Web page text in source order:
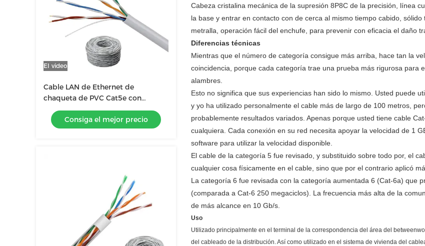
El video
Cable LAN de Ethernet de
chaqueta de PVC Cat5e con
material de conductor CCA de
cobre Consiga el mejor precio
Cabeza cristalina mecánica de la supresión 8P8C de la precisión, línea
la base y entrar en contacto con de cerca al mismo tiempo cabido,
metralla, operación fácil del enchufe, para prevenir con eficacia el daño
Diferencias técnicas
Mientras que el número de categoría consigue más arriba, hace tan la
coincidencia, porque cada categoría trae una prueba más rigurosa para
alambres.
Esto no significa que sus experiencias han sido lo mismo. Usted puede
y yo ha utilizado personalmente el cable más de largo de 100 metros,
probablemente resultados variados. Apenas porque usted tiene cable
cualquiera. Cada conexión en su red necesita apoyar la velocidad de 1
software para utilizar la velocidad disponible.
El cable de la categoría 5 fue revisado, y substituido sobre todo por, el
cualquier cosa físicamente en el cable, sino que por el contrario aplicó
La categoría 6 fue revisada con la categoría aumentada 6 (Cat-6a) que
(comparada a Cat-6 250 megaciclos). La frecuencia más alta de la
de más alcance en 10 Gb/s.
Uso
Utilizado principalmente en el terminal de la correspondencia del área del
del cableado de la distribución. Así como utilizado en el sistema de vivienda del